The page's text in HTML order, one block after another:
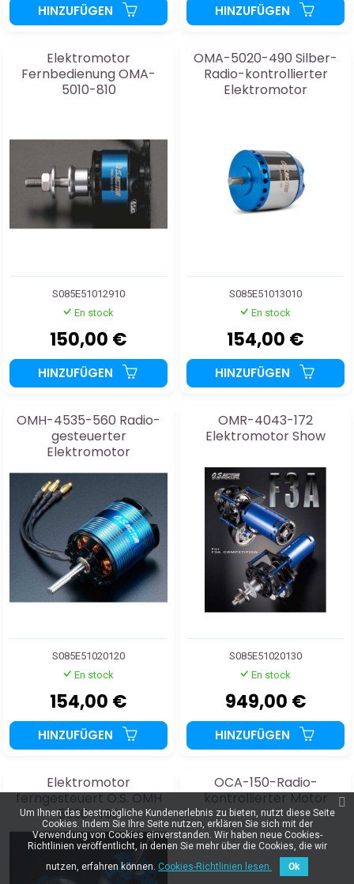
HINZUFÜGEN HINZUFÜGEN
Elektromotor
Fernbedienung OMA-
5010-810
S085E51012910
En stock
150,00 €
HINZUFÜGEN
OMA-5020-490 Silber-
Radio-kontrollierter
Elektromotor
S085E51013010
En stock
154,00 €
HINZUFÜGEN
OMH-4535-560 Radio-
gesteuerter
Elektromotor
S085E51020120
En stock
154,00 €
HINZUFÜGEN
OMR-4043-172
Elektromotor Show
S085E51020130
En stock
949,00 €
HINZUFÜGEN
Elektromotor
ferngesteuert O.S. OMH
5830-490
OCA-150-Radio-
kontrollierter Motor
Um Ihnen das bestmögliche Kundenerlebnis zu bieten, nutzt diese Seite
Cookies. Indem Sie Ihre Seite nutzen, erklären Sie sich mit der
Verwendung von Cookies einverstanden. Wir haben neue Cookies-
Richtlinien veröffentlicht, in denen Sie mehr über die Cookies, die wir
nutzen, erfahren können. Cookies-Richtlinien lesen. Ok